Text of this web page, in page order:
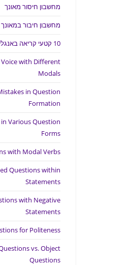
מחשבון חיסור מאונך
מחשבון חיבור במאונך
10 קטעי קריאה באנגלית לכיתה ג
Voice with Different
Modals
in Question
Formation
in Various Question
Forms
with Modal Verbs
Questions within
Statements
with Negative
Statements
for Politeness
vs. Object
Questions